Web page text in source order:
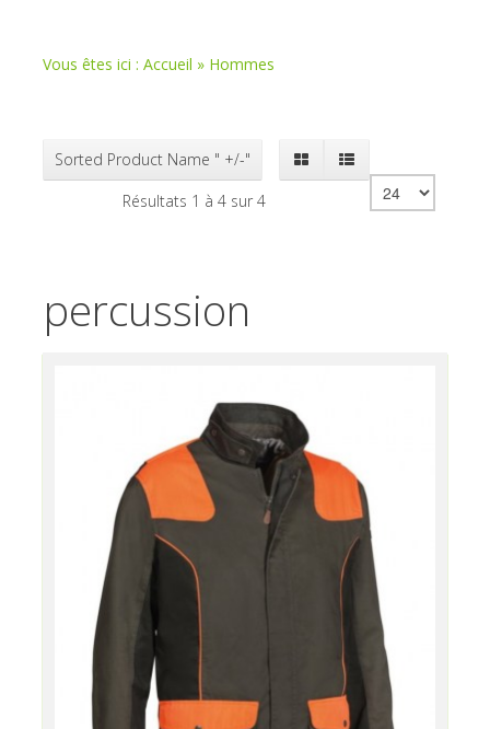
Vous êtes ici : Accueil » Hommes
Sorted Product Name " +/-"
Résultats 1 à 4 sur 4
percussion